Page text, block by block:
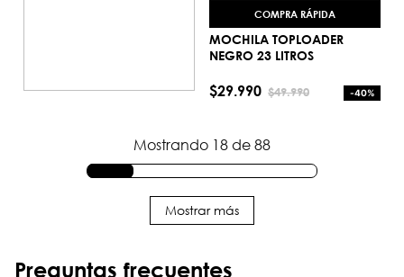
COMPRA RÁPIDA
Talla única
MOCHILA TOPLOADER
NEGRO 23 LITROS
$49.990
$29.990 -40%
Mostrando 18 de 88
Mostrar más
Preguntas frecuentes